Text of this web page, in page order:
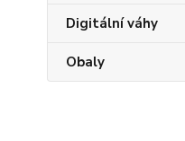
Digitální váhy
Obaly